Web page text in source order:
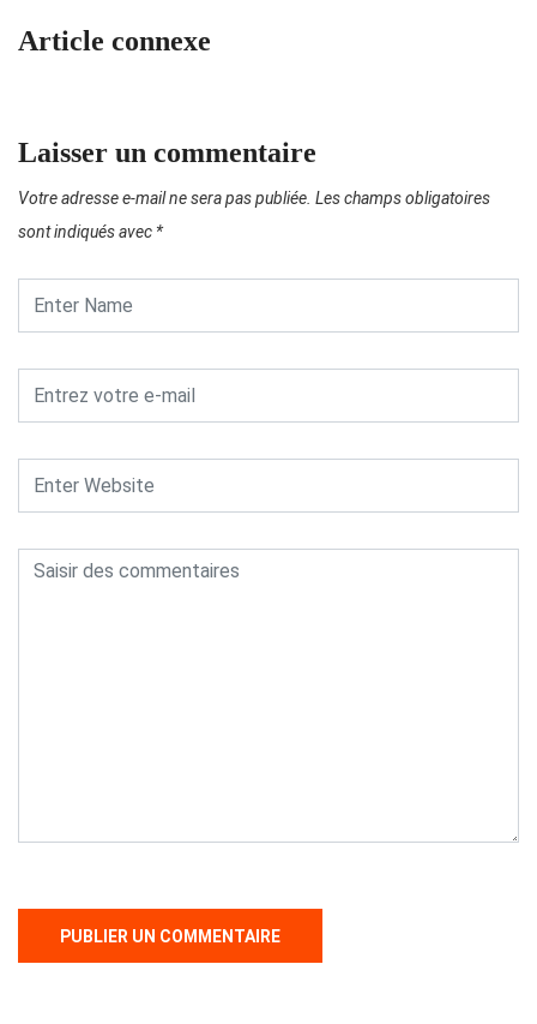
Article connexe
Laisser un commentaire
Votre adresse e-mail ne sera pas publiée. Les champs obligatoires
sont indiqués avec *